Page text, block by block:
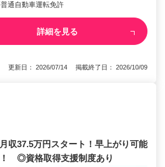
通自動車運転免許
詳細を見る
更新日： 2026/07/14 掲載終了日： 2026/10/09
収37.5万円スタート！早上がり可能
◎資格取得支援制度あり